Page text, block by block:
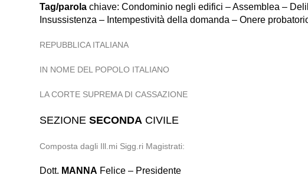
Tag/parola chiave: Condominio negli edifici – Assemblea –
Insussistenza – Intempestività della domanda – Onere
REPUBBLICA ITALIANA
IN NOME DEL POPOLO ITALIANO
LA CORTE SUPREMA DI CASSAZIONE
SEZIONESECONDA CIVILE
Composta dagli Ill.mi Sigg.ri Magistrati:
Dott. MANNA Felice – Presidente